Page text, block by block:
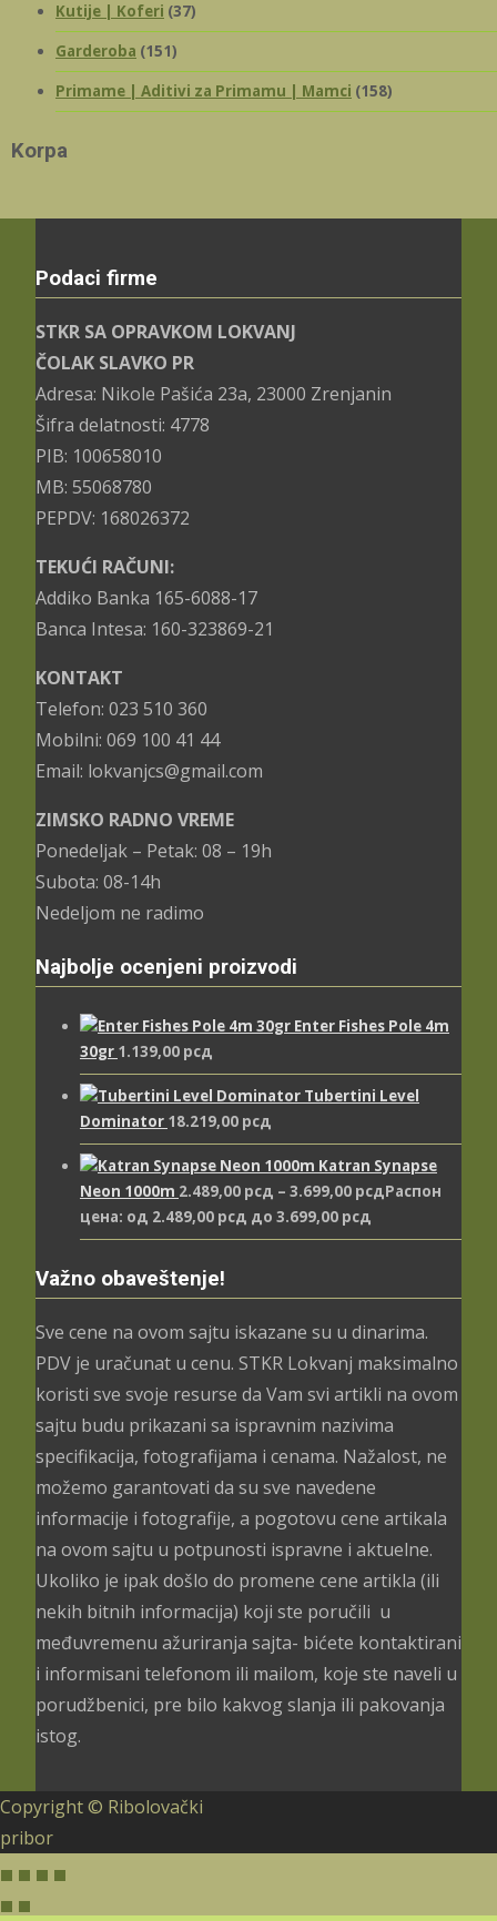
Kutije | Koferi (37)
Garderoba (151)
Primame | Aditivi za Primamu | Mamci (158)
Korpa
Podaci firme
STKR SA OPRAVKOM LOKVANJ
ČOLAK SLAVKO PR
Adresa: Nikole Pašića 23a, 23000 Zrenjanin
Šifra delatnosti: 4778
PIB: 100658010
MB: 55068780
PEPDV: 168026372
TEKUĆI RAČUNI:
Addiko Banka 165-6088-17
Banca Intesa: 160-323869-21
KONTAKT
Telefon: 023 510 360
Mobilni: 069 100 41 44
Email: lokvanjcs@gmail.com
ZIMSKO RADNO VREME
Ponedeljak – Petak: 08 – 19h
Subota: 08-14h
Nedeljom ne radimo
Najbolje ocenjeni proizvodi
Enter Fishes Pole 4m
30gr 1.139,00 рсд
Tubertini Level
Dominator 18.219,00 рсд
Katran Synapse
Neon 1000m 2.489,00 рсд – 3.699,00 рсдРаспон
цена: од 2.489,00 рсд до 3.699,00 рсд
Važno obaveštenje!
Sve cene na ovom sajtu iskazane su u dinarima.
PDV je uračunat u cenu. STKR Lokvanj maksimalno
koristi sve svoje resurse da Vam svi artikli na ovom
sajtu budu prikazani sa ispravnim nazivima
specifikacija, fotografijama i cenama. Nažalost, ne
možemo garantovati da su sve navedene
informacije i fotografije, a pogotovu cene artikala
na ovom sajtu u potpunosti ispravne i aktuelne.
Ukoliko je ipak došlo do promene cene artikla (ili
nekih bitnih informacija) koji ste poručili u
međuvremenu ažuriranja sajta- bićete kontaktirani
i informisani telefonom ili mailom, koje ste naveli u
porudžbenici, pre bilo kakvog slanja ili pakovanja
istog.
Copyright © Ribolovački
pribor